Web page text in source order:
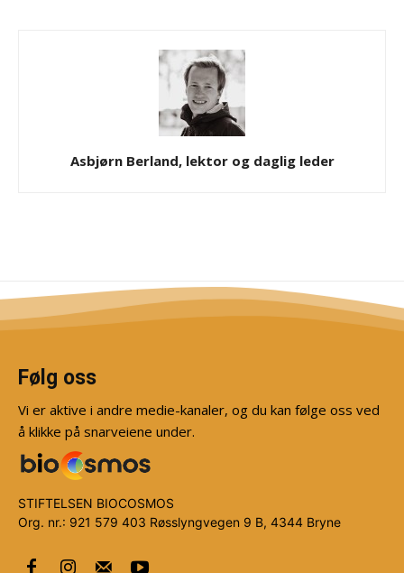
Asbjørn Berland, lektor og daglig leder
Følg oss
Vi er aktive i andre medie-kanaler, og du kan følge oss ved
å klikke på snarveiene under.
STIFTELSEN BIOCOSMOS
Org. nr.: 921 579 403 Røsslyngvegen 9 B, 4344 Bryne